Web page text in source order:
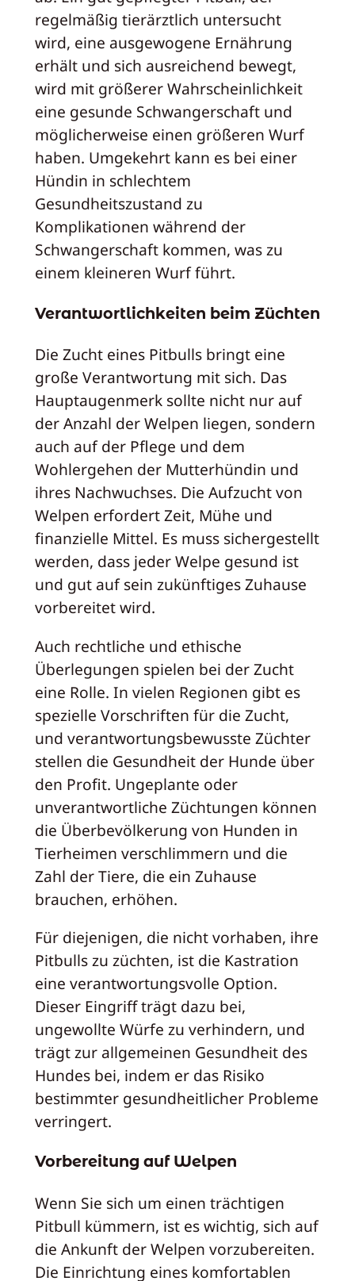
regelmäßig tierärztlich untersucht
wird, eine ausgewogene Ernährung
erhält und sich ausreichend bewegt,
wird mit größerer Wahrscheinlichkeit
eine gesunde Schwangerschaft und
möglicherweise einen größeren Wurf
haben. Umgekehrt kann es bei einer
Hündin in schlechtem
Gesundheitszustand zu
Komplikationen während der
Schwangerschaft kommen, was zu
einem kleineren Wurf führt.
Verantwortlichkeiten beim Züchten
Die Zucht eines Pitbulls bringt eine
große Verantwortung mit sich. Das
Hauptaugenmerk sollte nicht nur auf
der Anzahl der Welpen liegen, sondern
auch auf der Pflege und dem
Wohlergehen der Mutterhündin und
ihres Nachwuchses. Die Aufzucht von
Welpen erfordert Zeit, Mühe und
finanzielle Mittel. Es muss sichergestellt
werden, dass jeder Welpe gesund ist
und gut auf sein zukünftiges Zuhause
vorbereitet wird.
Auch rechtliche und ethische
Überlegungen spielen bei der Zucht
eine Rolle. In vielen Regionen gibt es
spezielle Vorschriften für die Zucht,
und verantwortungsbewusste Züchter
stellen die Gesundheit der Hunde über
den Profit. Ungeplante oder
unverantwortliche Züchtungen können
die Überbevölkerung von Hunden in
Tierheimen verschlimmern und die
Zahl der Tiere, die ein Zuhause
brauchen, erhöhen.
Für diejenigen, die nicht vorhaben, ihre
Pitbulls zu züchten, ist die Kastration
eine verantwortungsvolle Option.
Dieser Eingriff trägt dazu bei,
ungewollte Würfe zu verhindern, und
trägt zur allgemeinen Gesundheit des
Hundes bei, indem er das Risiko
bestimmter gesundheitlicher Probleme
verringert.
Vorbereitung auf Welpen
Wenn Sie sich um einen trächtigen
Pitbull kümmern, ist es wichtig, sich auf
die Ankunft der Welpen vorzubereiten.
Die Einrichtung eines komfortablen